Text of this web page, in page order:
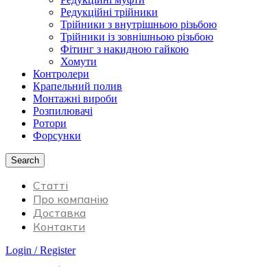
Редукційні трійники
Трійники з внутрішньою різьбою
Трійники із зовнішньою різьбою
Фітинг з накидною гайкою
Хомути
Контролери
Крапельний полив
Монтажні вироби
Розпилювачі
Ротори
Форсунки
Search
Статті
Про компанію
Доставка
Контакти
Login / Register